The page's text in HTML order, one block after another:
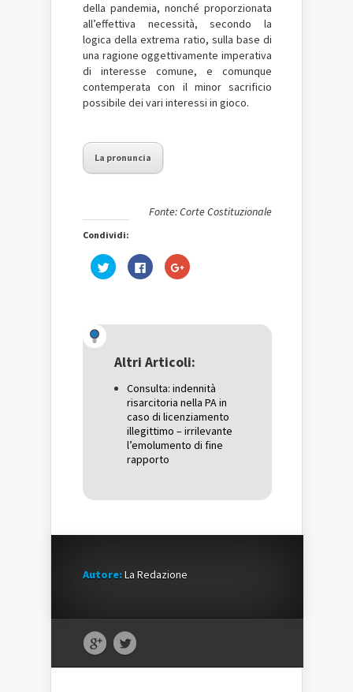
della pandemia, nonché proporzionata
all’effettiva necessità, secondo la
logica della extrema ratio, sulla base di
una ragione oggettivamente imperativa
di interesse comune, e comunque
contemperata con il minor sacrificio
possibile dei vari interessi in gioco.
La pronuncia
Fonte: Corte Costituzionale
Condividi:
Fai
clic
una
nuova
Fai
clic
nuova
finestra)
Fai
clic
una
nuova
Altri Articoli:
Consulta: indennità
risarcitoria nella PA in
caso di licenziamento
illegittimo – irrilevante
l’emolumento di fine
rapporto
Autore:La Redazione